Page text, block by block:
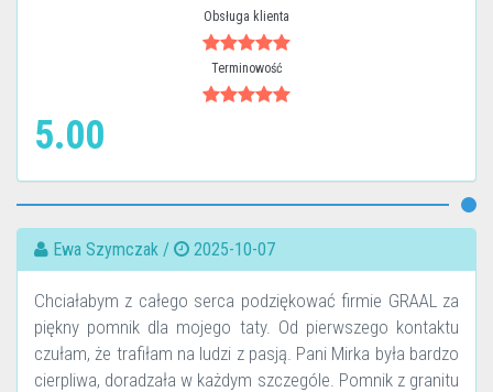
Obsługa klienta
Terminowość
5.00
Ewa Szymczak / 2025-10-07
Chciałabym z całego serca podziękować firmie GRAAL za
piękny pomnik dla mojego taty. Od pierwszego kontaktu
czułam, że trafiłam na ludzi z pasją. Pani Mirka była bardzo
cierpliwa, doradzała w każdym szczególe. Pomnik z granitu